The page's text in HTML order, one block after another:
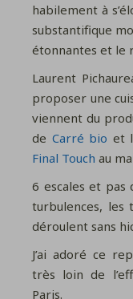
habilement à
substantifique
étonnantes et le
Laurent
proposer une
viennent du
de Carré bio et
Final Touch au
6 escales et pas
turbulences, les
déroulent sans
J’ai adoré ce
très loin de
Paris.